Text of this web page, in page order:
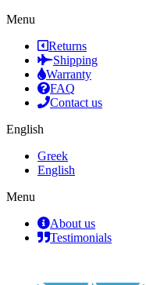
Menu
Returns
Shipping
Warranty
FAQ
Contact us
English
Greek
English
Menu
About us
Testimonials